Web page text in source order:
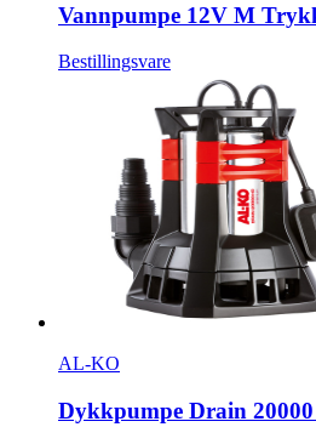
Vannpumpe 12V M
Bestillingsvare
AL-KO
Dykkpumpe Drain